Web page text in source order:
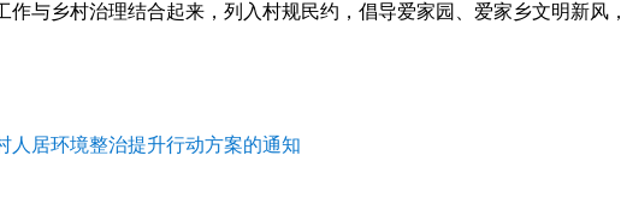
与乡村治理结合起来，列入村规民约，倡导爱家园、爱家乡文明新风
人居环境整治提升行动方案的通知